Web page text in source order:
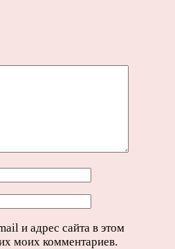
и адрес сайта в этом
моих комментариев.